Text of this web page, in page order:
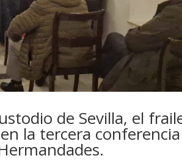
de Sevilla, el
la tercera conferencia